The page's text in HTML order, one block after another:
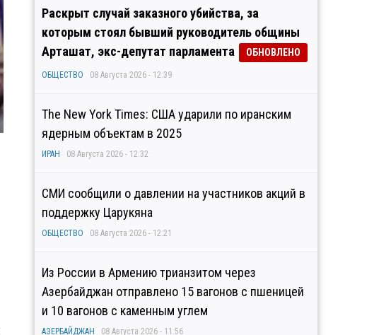
Раскрыт случай заказного убийства, за
которым стоял бывший руководитель общины
Арташат, экс-депутат парламента
ОБНОВЛЕНО
ОБЩЕСТВО 08 Августа 2026 - 12:39
The New York Times: США ударили по иранским
ядерным объектам в 2025
ИРАН 08 Августа 2026 - 12:32
СМИ сообщили о давлении на участников акций в
поддержку Царукяна
ОБЩЕСТВО 08 Августа 2026 - 12:21
Из России в Армению трианзитом через
Азербайджан отправлено 15 вагонов с пшеницей
и 10 вагонов с каменным углем
АЗЕРБАЙДЖАН 08 Августа 2026 - 11:56